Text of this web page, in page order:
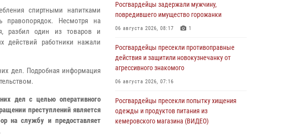
спиртными напитками
правопорядок. Несмотря на
разбил один из товаров и
действий работники нажали
дел. Подробная информация
дел с целью оперативного
преступлений является
на службу и предоставляет
Росгвардейцы задержали мужчину,
повредившего имущество горожанки
06 августа 2026, 08:17 1
Росгвардейцы пресекли противоправные
действия и защитили новокузнечанку от
агрессивного знакомого
06 августа 2026, 07:16
Росгвардейцы пресекли попытку хищения
одежды и продуктов питания из
кемеровского магазина (ВИДЕО)